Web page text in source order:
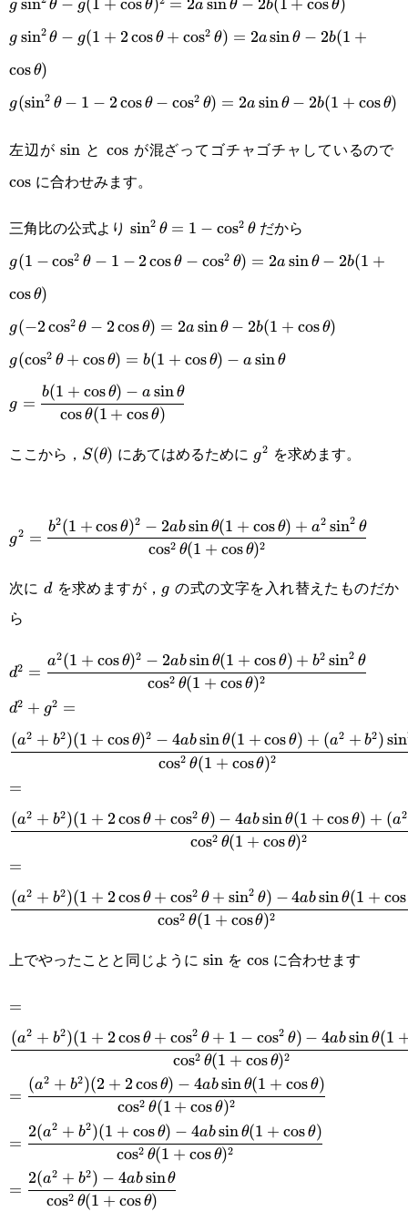
g\sin^2\theta-
g(1+\cos\theta)^2=2a\sin\theta-
2b(1+\cos\theta)
g sin θ − g(1 + cosθ) = 2a sinθ − 2b(1 + cosθ)
g\sin^2\theta-
g(1+2\cos\theta+\cos^2\theta)=2a\sin\theta-
2b(1+\cos\theta)
g sin2 θ − g(1 + 2cosθ + cos2 θ) = 2a sinθ − 2b(1 +
cosθ)
g(\sin^2\theta-1-
g(sin2 θ − 1 − 2cos θ − cos2 θ) = 2a sinθ − 2b(1 + cosθ)
左辺が\sin
sin と \cos
cosが混ざってゴチャゴチャしているので
cos に合わせみます。
三角比の公式より \sin^2\theta=1-
\cos^2\theta
sin2 θ = 1 − cos2 θだから
g(1-\cos^2\theta-1-
2\cos\theta-
\cos^2\theta)=2a\sin\theta-
2b(1+\cos\theta)
g(1 − cos2 θ − 1 − 2 cosθ − cos2 θ) = 2a sinθ − 2b(1 +
cosθ)
g(-2\cos^2\theta-
2\cos\theta)=2a\sin\theta-
2b(1+\cos\theta)
g(−2cos2 θ − 2cosθ) = 2a sinθ − 2b(1 + cosθ)
g(\cos^2\theta+\cos\theta)=b(1+\cos\theta)-
a\sin\theta
g(cos2 θ + cosθ) = b(1 + cosθ) − a sinθ
g=\cfrac{b(1+\cos\theta)-
a\sin\theta}
{\cos\theta(1+\cos\theta)}
g =
cosθ(1 + cosθ)
b(1 + cosθ) − a sinθ
ここから， S(\theta)
S(θ) にあてはめるために g^2
g2 を求めます。
g^2=\cfrac{b^2(1+\cos\theta)^2-
2ab\sin\theta(1+\cos\theta)+a^2\sin^2\theta}
{\cos^2\theta(1+\cos\theta)^2}
g2 =
cos2 θ(1 + cosθ)2
b2(1 + cosθ)2 − 2absin θ(1 + cosθ) + a2 sin2 θ
次にd
dを求めますが， g
g の式の文字を入れ替えたものだか
ら
d^2=\cfrac{a^2(1+\cos\theta)^2-
2ab\sin\theta(1+\cos\theta)+b^2\sin^2\theta}
d2 =
cos2 θ(1 + cosθ)2
a2(1 + cosθ)2 − 2absinθ(1 + cosθ) + b2 sin2 θ
d^2+g^2=\cfrac{(a^2+b^2)
(1+\cos\theta)^2-
4ab\sin\theta(1+\cos\theta)+
{\cos^2\theta(1+\cos\theta)^2}
d2 + g2 =
cos2 θ(1 + cosθ)2
(a2 + b2)(1 + cosθ)2 − 4absinθ(1 + cosθ) + (a2 + b2) sin
=\cfrac{(a^2+b^2)
(1+2\cos\theta+\cos^2\theta)-
=
cos2 θ(1 + cosθ)2
(a2 + b2)(1 + 2cosθ + cos2 θ) − 4absinθ(1 + cos θ) + (a2
=\cfrac{(a^2+b^2)
(1+2\cos\theta+\cos^2\theta+\sin^2\theta)-
{\cos^2\theta(1+\cos\theta)^2}
=
cos2 θ(1 + cosθ)2
(a2 + b2)(1 + 2cosθ + cos2 θ + sin2 θ) − 4absinθ(1 + cos
上でやったことと同じように \sin
sin を \cos
cos に合わせます
=\cfrac{(a^2+b^2)
(1+2\cos\theta+\cos^2\theta+1-
\cos^2\theta)-4ab\sin\theta(1+\cos\theta)}
{\cos^2\theta(1+\cos\theta)^2}
=
cos2 θ(1 + cosθ)2
(a2 + b2)(1 + 2cosθ + cos2 θ + 1 − cos2 θ) − 4absinθ(1
=\cfrac{(a^2+b^2)
(2+2\cos\theta)-4ab\sin\theta(1+\cos\theta)}
{\cos^2\theta(1+\cos\theta)^2}
=
cos2 θ(1 + cosθ)2
(a2 + b2)(2 + 2cosθ) − 4absinθ(1 + cosθ)
=\cfrac{2(a^2+b^2)
(1+\cos\theta)-4ab\sin\theta(1+\cos\theta)}
{\cos^2\theta(1+\cos\theta)^2}
=
cos2 θ(1 + cosθ)2
2(a2 + b2)(1 + cosθ) − 4absinθ(1 + cosθ)
=\cfrac{2(a^2+b^2)-4ab\sin\theta}
{\cos^2\theta(1+\cos\theta)}
=
cos2 θ(1 + cosθ)
2(a2 + b2) − 4absinθ